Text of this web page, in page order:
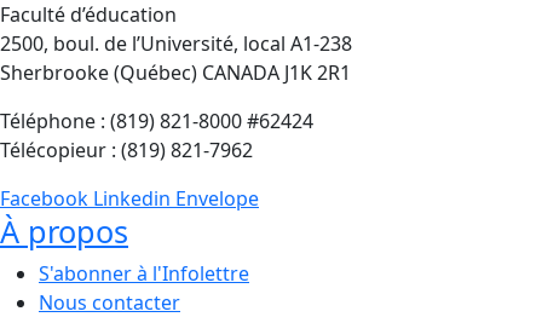
Faculté d’éducation
2500, boul. de l’Université, local A1-238
Sherbrooke (Québec) CANADA J1K 2R1
Téléphone : (819) 821-8000 #62424
Télécopieur : (819) 821-7962
Facebook Linkedin Envelope
À propos
S'abonner à l'Infolettre
Nous contacter